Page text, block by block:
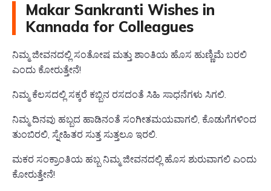
Makar Sankranti Wishes in
Kannada for Colleagues
ನಿಮ್ಮ ಜೀವನದಲ್ಲಿ ಸಂತೋಷ ಮತ್ತು ಶಾಂತಿಯ ಹೊಸ ಹುಣ್ಣಿಮೆ ಬರಲಿ
ಎಂದು ಕೋರುತ್ತೇನೆ!
ನಿಮ್ಮ ಕೆಲಸದಲ್ಲಿ ಸಕ್ಕರೆ ಕಬ್ಬಿನ ರಸದಂತೆ ಸಿಹಿ ಸಾಧನೆಗಳು ಸಿಗಲಿ.
ನಿಮ್ಮ ದಿನವು ಹಬ್ಬದ ಹಾಡಿನಂತೆ ಸಂಗೀತಮಯವಾಗಲಿ, ಕೊಡುಗೆಗಳಿಂದ
ತುಂಬಿರಲಿ, ಸ್ನೇಹಿತರ ಸುತ್ತ ಸುತ್ತಲೂ ಇರಲಿ.
ಮಕರ ಸಂಕ್ರಾಂತಿಯ ಹಬ್ಬ ನಿಮ್ಮ ಜೀವನದಲ್ಲಿ ಹೊಸ ಶುರುವಾಗಲಿ ಎಂದು
ಕೋರುತ್ತೇನೆ!